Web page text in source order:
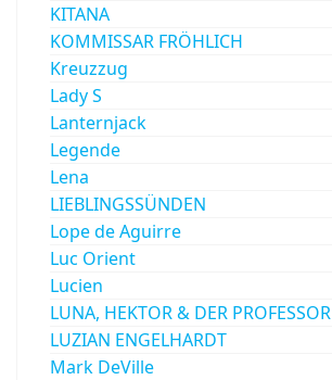
KITANA
KOMMISSAR FRÖHLICH
Kreuzzug
Lady S
Lanternjack
Legende
Lena
LIEBLINGSSÜNDEN
Lope de Aguirre
Luc Orient
Lucien
LUNA, HEKTOR & DER PROFESSOR
LUZIAN ENGELHARDT
Mark DeVille